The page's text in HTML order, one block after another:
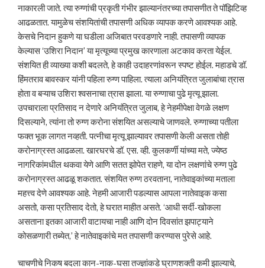
नाकारली जाते. त्या रुग्णांची प्रकृती गंभीर झाल्यानंतरच्या तपासणीत ते पॉझिटिव्ह
आढळतात. यामुळेच संशयितांची तपासणी अधिक व्यापक करणे आवश्यक आहे.
केसचे निदान हुकणे या घडीला अजिबात परवडणारे नाही. तपासणी व्यापक
केल्यास ‘उशिरा निदान’ या मृत्यूच्या प्रमुख कारणाला अटकाव करता येईल.
संशयित ही व्याख्या कशी बदलते, हे काही उदाहरणांवरून स्पष्ट होईल. महाडचे डॉ.
हिंमतराव बावस्कर यांनी पहिला रुग्ण पाहिला. त्याला अनियंत्रित जुलाबांचा त्रास
होता व बऱ्याच उशिरा श्वसनाचा त्रास झाला. या रुग्णाचा पुढे मृत्यू झाला.
उपचाराला प्रतिसाद न देणारे अनियंत्रित जुलाब, हे नेहमीपेक्षा वेगळे लक्षण
दिसल्याने, त्यांना तो रुग्ण करोना संशयित असल्याचे जाणवले. रुग्णाच्या पतीला
फक्त भूक लागत नव्हती. पत्नीचा मृत्यू झाल्यावर तपासणी केली असता तोही
करोनाग्रस्त आढळला. खारघरचे डॉ. एस. व्ही. कुलकर्णी यांच्या मते, ज्येष्ठ
नागरिकांमधील थकवा येणे आणि सतत झोपेत राहणे, या दोन लक्षणांचे रुग्ण पुढे
करोनाग्रस्त आढळू शकतात. संशयित रुग्ण ठरवताना, नातेवाइकांच्या मताला
महत्त्व देणे आवश्यक आहे. नेहमी आजारी पडल्यास आपला नातेवाइक कसा
असतो, कसा प्रतिसाद देतो, हे घरात माहीत असते. ‘आधी सर्दी-खोकला
असताना इतका आजारी वाटायचा नाही आणि दोन दिवसांत झपाट्याने
कोसळणारी तब्येत,’ हे नातेवाइकांचे मत तपासणी करण्यास पुरेसे आहे.
चाचणीचे निकष बदला कान-नाक-घसा तज्ज्ञांकडे घ्राणशक्ती कमी झाल्याचे,